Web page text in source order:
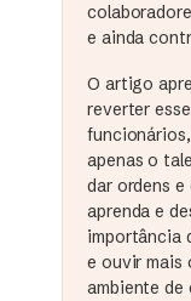
e ainda
O artigo
reverter
apenas o
dar ordens e
aprenda e
importância
e ouvir mais
ambiente de